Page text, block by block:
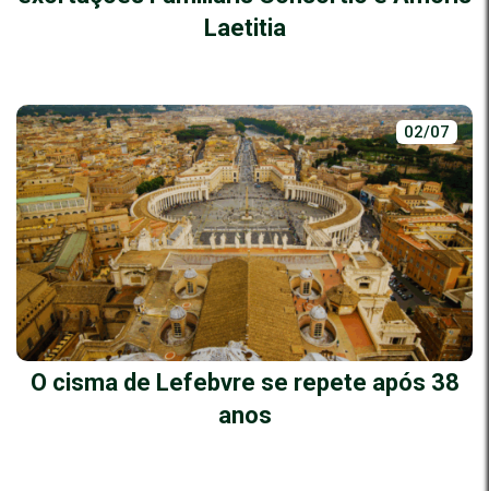
Laetitia
02/07
O cisma de Lefebvre se repete após 38
anos